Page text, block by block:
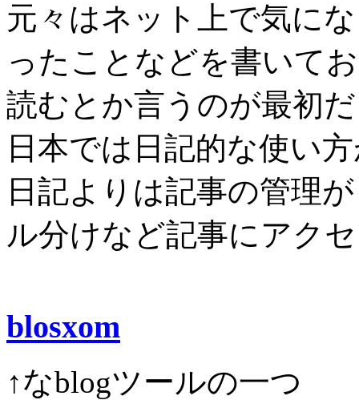
元々はネット上で気に
ったことなどを書いて
読むとか言うのが最初
日本では日記的な使い
日記よりは記事の管理
ル分けなど記事にアク
blosxom
↑なblogツールの一つ